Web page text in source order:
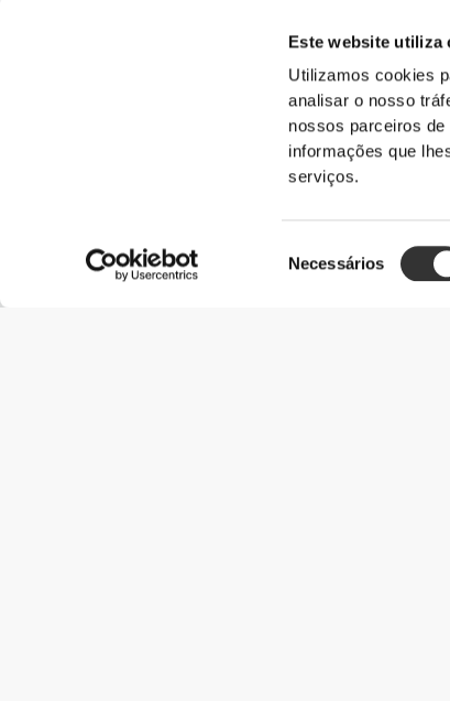
Este website utiliza
Utilizamos cookies
analisar o nosso
nossos parceiros
informações que
serviços.
de
Necessários